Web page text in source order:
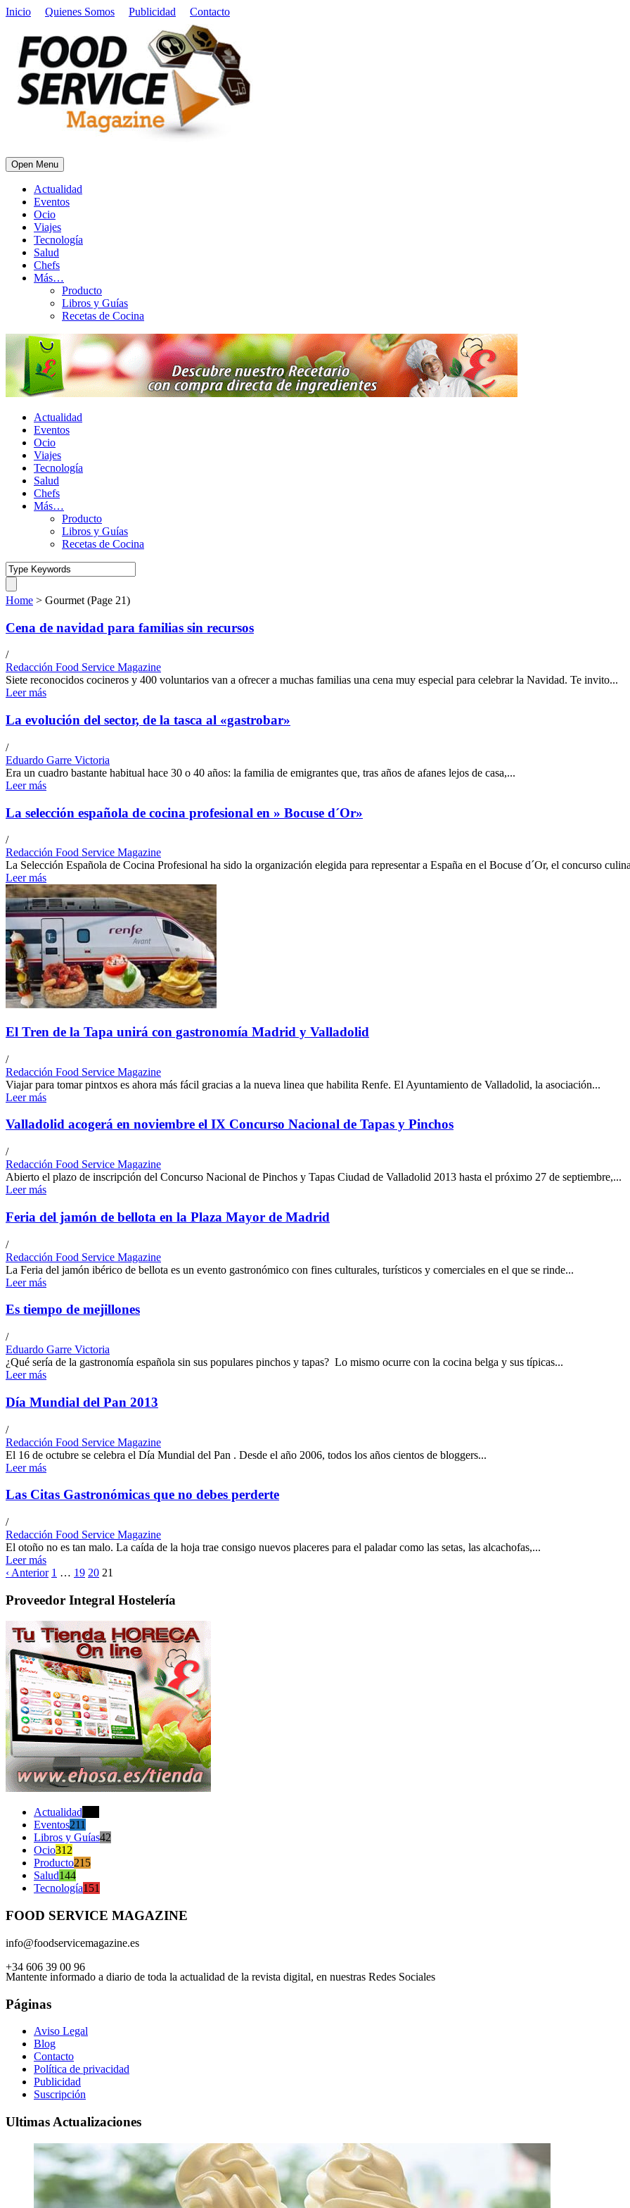
Inicio Quienes Somos Publicidad Contacto
Open Menu
Actualidad
Eventos
Ocio
Viajes
Tecnología
Salud
Chefs
Más…
Producto
Libros y Guías
Recetas de Cocina
Actualidad
Eventos
Ocio
Viajes
Tecnología
Salud
Chefs
Más…
Producto
Libros y Guías
Recetas de Cocina
Home > Gourmet (Page 21)
Cena de navidad para familias sin recursos
/
Redacción Food Service Magazine
Siete reconocidos cocineros y 400 voluntarios van a ofrecer a muchas familias una cena muy especial para celebrar la Navidad. Te invito...
Leer más
La evolución del sector, de la tasca al «gastrobar»
/
Eduardo Garre Victoria
Era un cuadro bastante habitual hace 30 o 40 años: la familia de emigrantes que, tras años de afanes lejos de casa,...
Leer más
La selección española de cocina profesional en » Bocuse d´Or»
/
Redacción Food Service Magazine
La Selección Española de Cocina Profesional ha sido la organización elegida para representar a España en el Bocuse d´Or, el concurso
Leer más
El Tren de la Tapa unirá con gastronomía Madrid y Valladolid
/
Redacción Food Service Magazine
Viajar para tomar pintxos es ahora más fácil gracias a la nueva linea que habilita Renfe. El Ayuntamiento de Valladolid, la asociación...
Leer más
Valladolid acogerá en noviembre el IX Concurso Nacional de Tapas y Pinchos
/
Redacción Food Service Magazine
Abierto el plazo de inscripción del Concurso Nacional de Pinchos y Tapas Ciudad de Valladolid 2013 hasta el próximo 27 de septiembre,...
Leer más
Feria del jamón de bellota en la Plaza Mayor de Madrid
/
Redacción Food Service Magazine
La Feria del jamón ibérico de bellota es un evento gastronómico con fines culturales, turísticos y comerciales en el que se rinde...
Leer más
Es tiempo de mejillones
/
Eduardo Garre Victoria
¿Qué sería de la gastronomía española sin sus populares pinchos y tapas? Lo mismo ocurre con la cocina belga y sus típicas...
Leer más
Día Mundial del Pan 2013
/
Redacción Food Service Magazine
El 16 de octubre se celebra el Día Mundial del Pan . Desde el año 2006, todos los años cientos de bloggers...
Leer más
Las Citas Gastronómicas que no debes perderte
/
Redacción Food Service Magazine
El otoño no es tan malo. La caída de la hoja trae consigo nuevos placeres para el paladar como las setas, las alcachofas,...
Leer más
‹ Anterior 1 … 19 20 21
Proveedor Integral Hostelería
Actualidad
Eventos211
Libros y Guías42
Ocio312
Producto215
Salud144
Tecnología151
FOOD SERVICE MAGAZINE
info@foodservicemagazine.es
+34 606 39 00 96
Mantente informado a diario de toda la actualidad de la revista digital, en nuestras Redes Sociales
Páginas
Aviso Legal
Blog
Contacto
Política de privacidad
Publicidad
Suscripción
Ultimas Actualizaciones